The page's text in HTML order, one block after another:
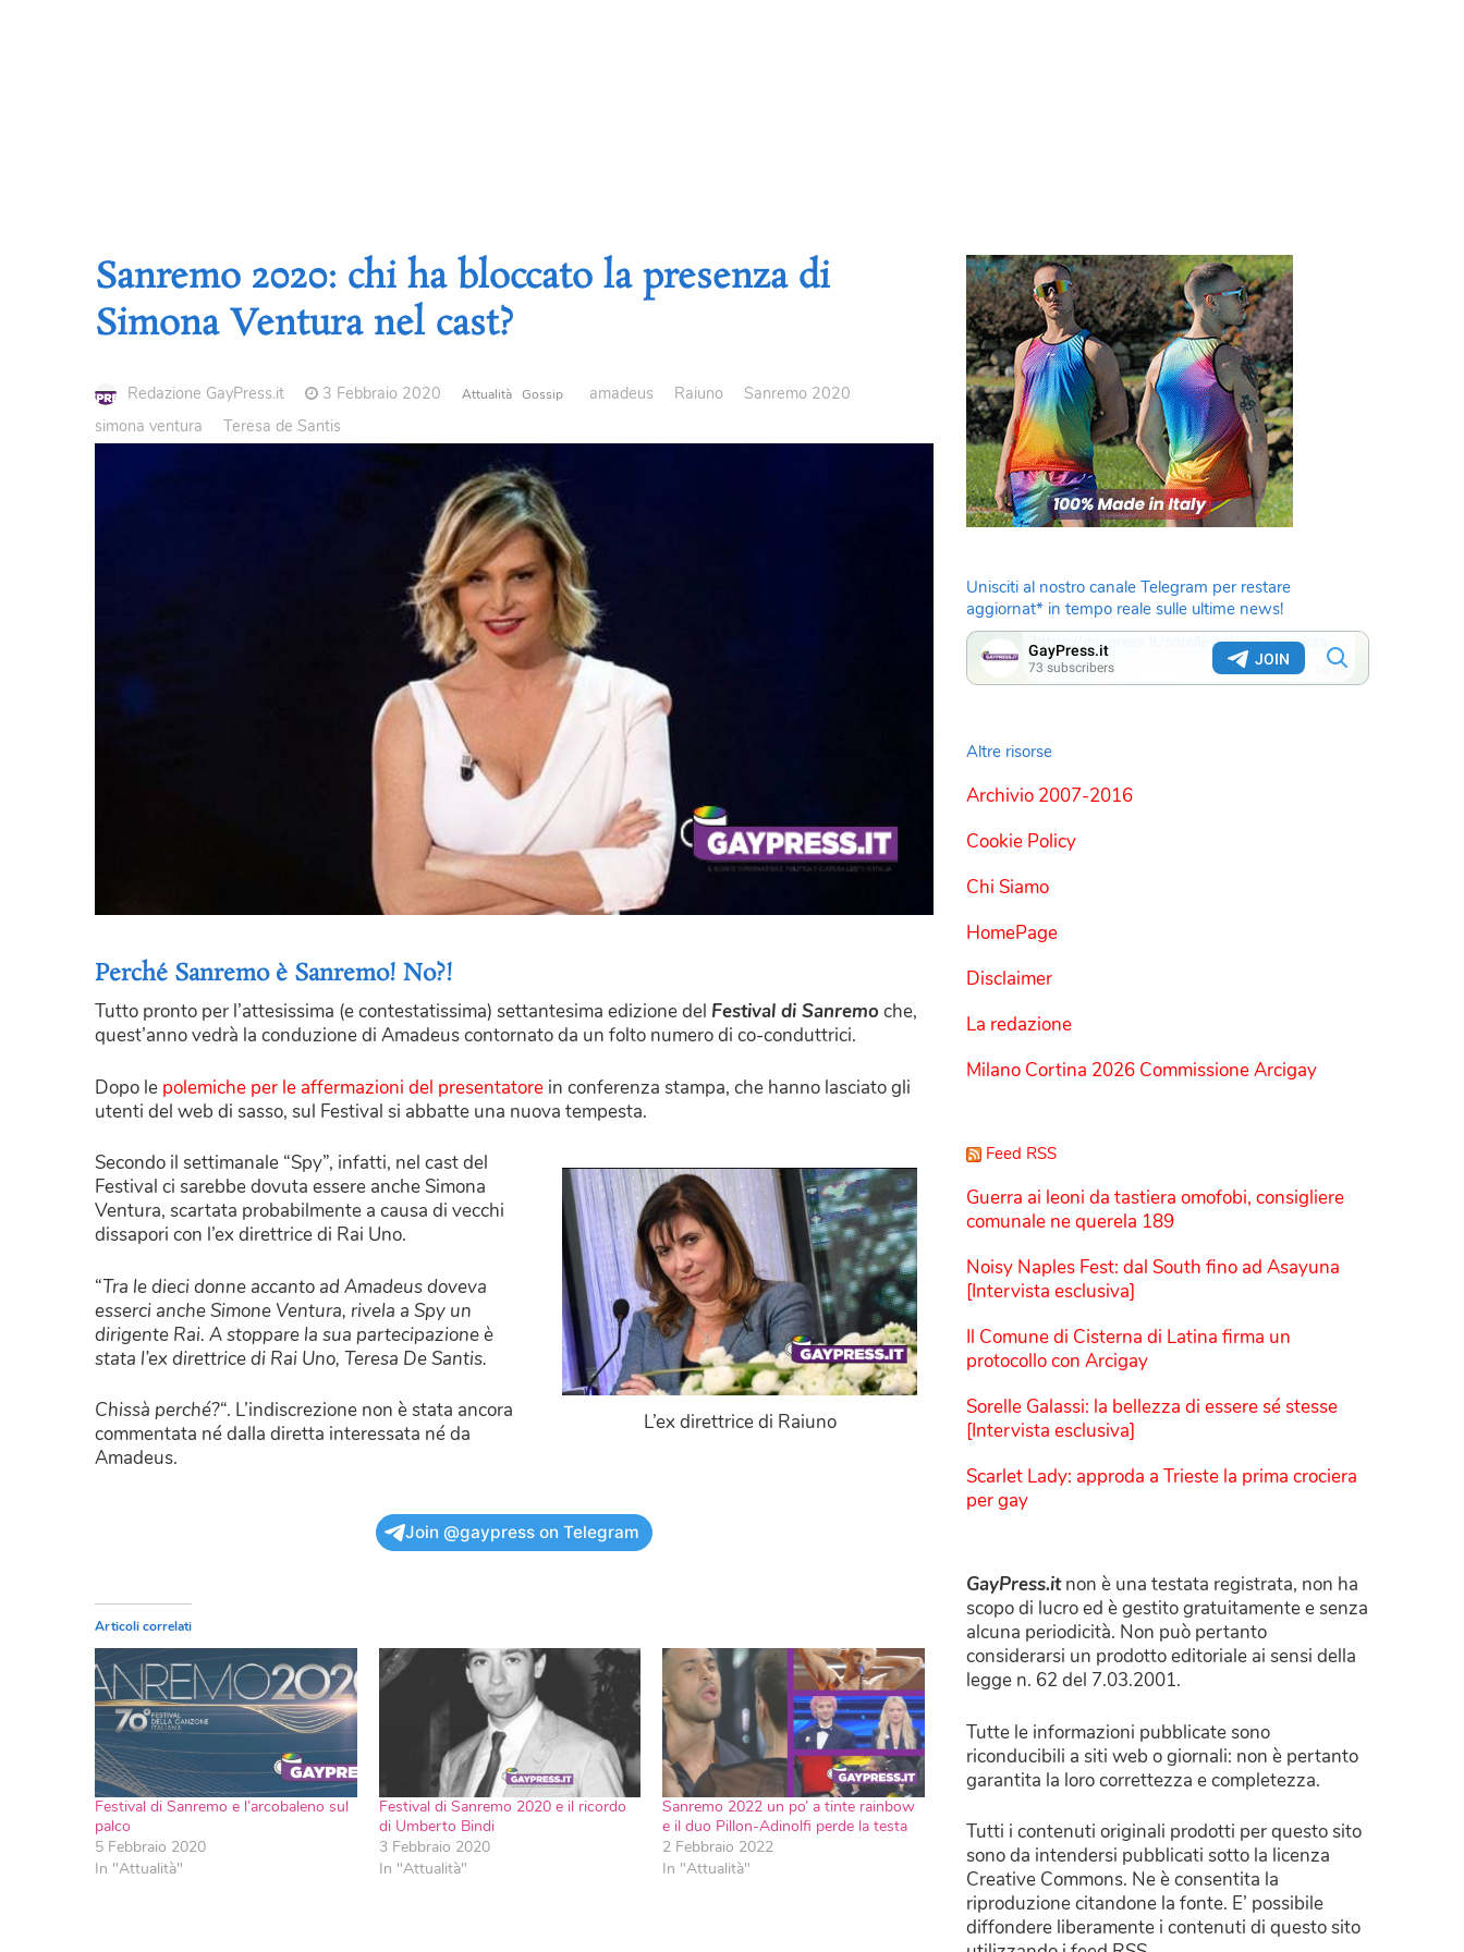
Sanremo 2020: chi ha bloccato la presenza di
Simona Ventura nel cast?
Redazione GayPress.it 3 Febbraio 2020 Attualità Gossip amadeus Raiuno
Sanremo 2020
simona ventura
Teresa de Santis
Perché Sanremo è Sanremo! No?!
Tutto pronto per l’attesissima (e contestatissima) settantesima edizione del Festival di Sanremo che,
quest’anno vedrà la conduzione di Amadeus contornato da un folto numero di co-conduttrici.
Dopo le polemiche per le affermazioni del presentatore in conferenza stampa, che hanno lasciato gli
utenti del web di sasso, sul Festival si abbatte una nuova tempesta.
L’ex direttrice di Raiuno
Secondo il settimanale “Spy”, infatti, nel cast del
Festival ci sarebbe dovuta essere anche Simona
Ventura, scartata probabilmente a causa di vecchi
dissapori con l’ex direttrice di Rai Uno.
“Tra le dieci donne accanto ad Amadeus doveva
esserci anche Simone Ventura, rivela a Spy un
dirigente Rai. A stoppare la sua partecipazione è
stata l’ex direttrice di Rai Uno, Teresa De Santis.
Chissà perché?“. L’indiscrezione non è stata ancora
commentata né dalla diretta interessata né da
Amadeus.
Join @gaypress on Telegram
Articoli correlati
Festival di Sanremo e l’arcobaleno sul
palco
5 Febbraio 2020
In "Attualità"
Festival di Sanremo 2020 e il ricordo
di Umberto Bindi
3 Febbraio 2020
In "Attualità"
Sanremo 2022 un po’ a tinte rainbow
e il duo Pillon-Adinolfi perde la testa
2 Febbraio 2022
In "Attualità"
Unisciti al nostro canale Telegram per restare
aggiornat* in tempo reale sulle ultime news!
Altre risorse
Archivio 2007-2016
Cookie Policy
Chi Siamo
HomePage
Disclaimer
La redazione
Milano Cortina 2026 Commissione Arcigay
Feed RSS
Guerra ai leoni da tastiera omofobi, consigliere
comunale ne querela 189
Noisy Naples Fest: dal South fino ad Asayuna
[Intervista esclusiva]
Il Comune di Cisterna di Latina firma un
protocollo con Arcigay
Sorelle Galassi: la bellezza di essere sé stesse
[Intervista esclusiva]
Scarlet Lady: approda a Trieste la prima crociera
per gay
GayPress.itnon è una testata registrata, non ha
scopo di lucro ed è gestito gratuitamente e senza
alcuna periodicità. Non può pertanto
considerarsi un prodotto editoriale ai sensi della
legge n. 62 del 7.03.2001.
Tutte le informazioni pubblicate sono
riconducibili a siti web o giornali: non è pertanto
garantita la loro correttezza e completezza.
Tutti i contenuti originali prodotti per questo sito
sono da intendersi pubblicati sotto la licenza
Creative Commons. Ne è consentita la
riproduzione citandone la fonte. E’ possibile
diffondere liberamente i contenuti di questo sito